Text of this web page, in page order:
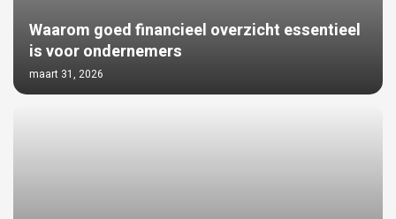
Waarom goed financieel overzicht essentieel
is voor ondernemers
maart 31, 2026